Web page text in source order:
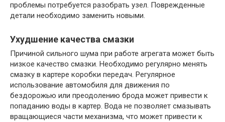
проблемы потребуется разобрать узел. Поврежденные
детали необходимо заменить новыми.
Ухудшение качества смазки
Причиной сильного шума при работе агрегата может быть
низкое качество смазки. Необходимо регулярно менять
смазку в картере коробки передач. Регулярное
использование автомобиля для движения по
бездорожью или преодолению брода может привести к
попаданию воды в картер. Вода не позволяет смазывать
вращающиеся части механизма, что может привести к